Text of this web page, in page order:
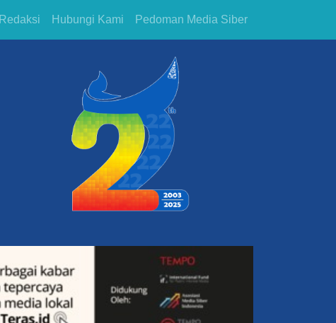
Redaksi Hubungi Kami Pedoman Media Siber